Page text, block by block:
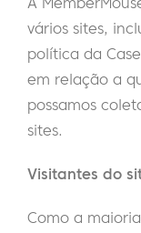
vários sites,
política da
em relação a
possamos
sites.
Visitantes do
Como a